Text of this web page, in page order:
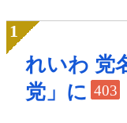
れいわ 党
党」に 403